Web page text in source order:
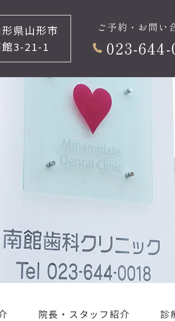
県山形市
館3-21-1
ご予約・お問い
023-644-
院長・スタッフ紹介 診